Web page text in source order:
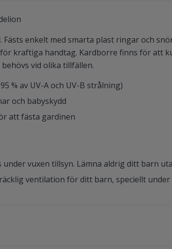
Fästs enkelt med smarta plast ringar och
kraftiga handtag. Kardborre finns för att
vid olika tillfällen.
% av UV-A och UV-B strålning)
och babyskydd
att fästa gardinen
under vuxen tillsyn. Lämna aldrig ditt barn
ventilation för ditt barn, speciellt